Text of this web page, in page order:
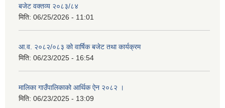
बजेट वक्तव्य २०८३/८४
मिति: 06/25/2026 - 11:01
आ.व. २०८२/०८३ को वार्षिक बजेट तथा कार्यक्रम
मिति: 06/23/2025 - 16:54
मालिका गाउँपालिकाको आर्थिक ऐन २०८२ ।
मिति: 06/23/2025 - 13:09